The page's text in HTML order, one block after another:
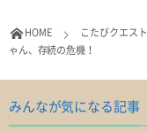
HOME こたびクエスト
ゃん、存続の危機！
みんなが気になる記事